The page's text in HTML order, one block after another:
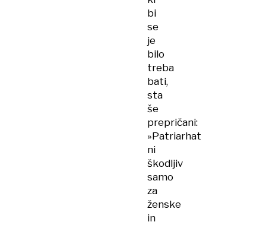
bi
se
je
bilo
treba
bati,
sta
še
prepričani:
»Patriarhat
ni
škodljiv
samo
za
ženske
in